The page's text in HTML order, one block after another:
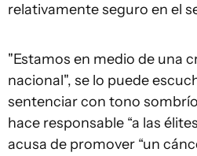
relativamente seguro en el
"Estamos en medio de una
nacional", se lo puede
sentenciar con tono
hace responsable “a las
acusa de promover “un